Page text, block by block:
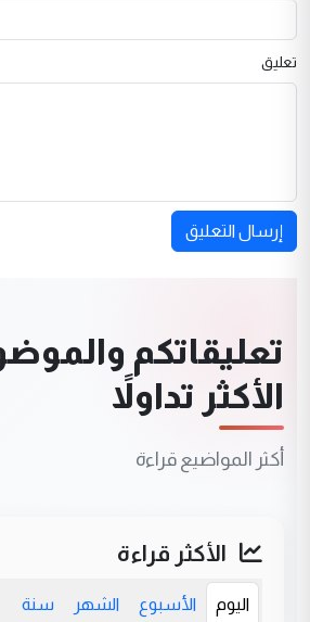
تعليق
إرسال التعليق
تعليقاتكم
الأكثر تداولاً
أكثر المواضيع قراءة
الأكثر قراءة
اليوم الأسبوع الشهر سنة